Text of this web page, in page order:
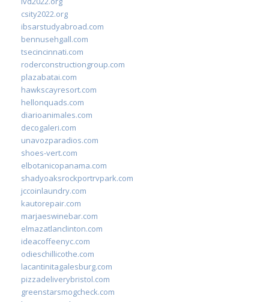
csity2022.org
ibsarstudyabroad.com
bennusehgall.com
tsecincinnati.com
roderconstructiongroup.com
plazabatai.com
hawkscayresort.com
hellonquads.com
diarioanimales.com
decogaleri.com
unavozparadios.com
shoes-vert.com
elbotanicopanama.com
shadyoaksrockportrvpark.com
jccoinlaundry.com
kautorepair.com
marjaeswinebar.com
elmazatlanclinton.com
ideacoffeenyc.com
odieschillicothe.com
lacantinitagalesburg.com
pizzadeliverybristol.com
greenstarsmogcheck.com